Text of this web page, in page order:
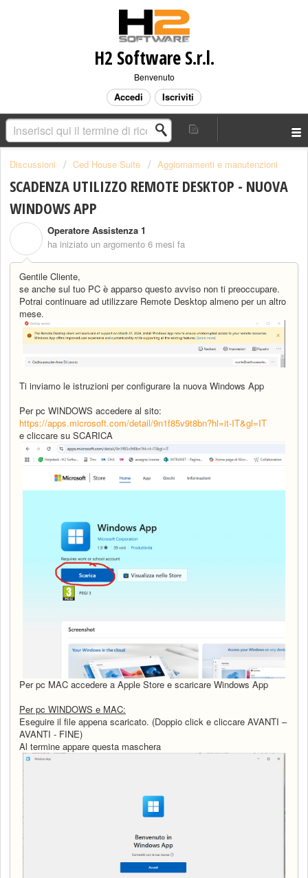
H2 Software S.r.l.
Benvenuto
Accedi Iscriviti
Discussioni Ced House Suite Aggiornamenti e manutenzioni
SCADENZA UTILIZZO REMOTE DESKTOP - NUOVA
WINDOWS APP
Operatore Assistenza 1
ha iniziato un argomento 6 mesi fa
Gentile Cliente,
se anche sul tuo PC è apparso questo avviso non ti preoccupare.
Potrai continuare ad utilizzare Remote Desktop almeno per un altro
mese.
Ti inviamo le istruzioni per configurare la nuova Windows App
Per pc WINDOWS accedere al sito:
https://apps.microsoft.com/detail/9n1f85v9t8bn?hl=it-IT&gl=IT
e cliccare su SCARICA
Per pc MAC accedere a Apple Store e scaricare Windows App
Per pc WINDOWS e MAC:
Eseguire il file appena scaricato. (Doppio click e cliccare AVANTI –
AVANTI - FINE)
Al termine appare questa maschera